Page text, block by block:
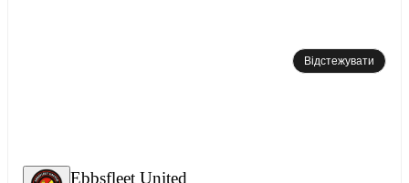
Ebbsfleet United
Відстежувати